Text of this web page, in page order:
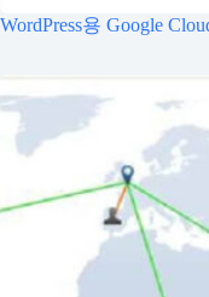
WordPress용 Google